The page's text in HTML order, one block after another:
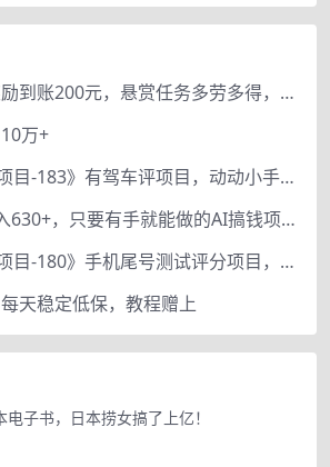
赏帮赚悬赏奖励到账200元，悬赏任务多劳多得，人人可做。
万+
《188个赚钱项目-183》有驾车评项目，动动小手，复制粘贴赚44元！
上架2小时收入630+，只要有手就能做的AI搞钱项目，奶奶看完都能学会!
《188个赚钱项目-180》手机尾号测试评分项目，短视频直播日赚200+
天稳定低保，教程赠上
电子书，日本捞女搞了上亿！